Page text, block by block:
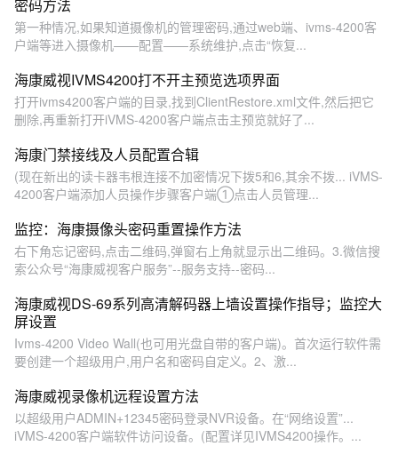
密码方法
第一种情况,如果知道摄像机的管理密码,通过web端、ivms-4200客
户端等进入摄像机——配置——系统维护,点击“恢复...
海康威视IVMS4200打不开主预览选项界面
打开ivms4200客户端的目录,找到ClientRestore.xml文件,然后把它
删除,再重新打开iVMS-4200客户端点击主预览就好了...
海康门禁接线及人员配置合辑
(现在新出的读卡器韦根连接不加密情况下拨5和6,其余不拨... iVMS-
4200客户端添加人员操作步骤客户端①点击人员管理...
监控：海康摄像头密码重置操作方法
右下角忘记密码,点击二维码,弹窗右上角就显示出二维码。3.微信搜
索公众号“海康威视客户服务”--服务支持--密码...
海康威视DS-69系列高清解码器上墙设置操作指导；监控大
屏设置
Ivms-4200 Video Wall(也可用光盘自带的客户端)。首次运行软件需
要创建一个超级用户,用户名和密码自定义。2、激...
海康威视录像机远程设置方法
以超级用户ADMIN+12345密码登录NVR设备。在“网络设置”...
iVMS-4200客户端软件访问设备。(配置详见IVMS4200操作。...